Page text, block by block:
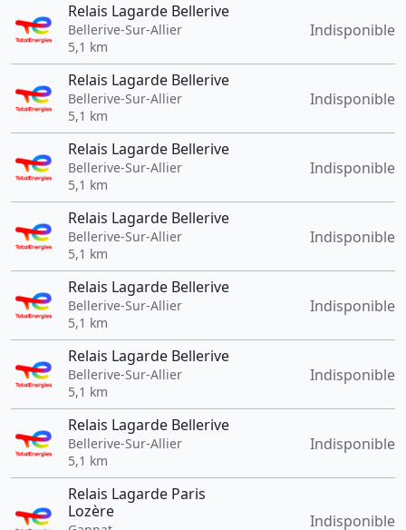
Relais Lagarde Bellerive
Bellerive-Sur-Allier
5,1 km
Indisponible
Relais Lagarde Bellerive
Bellerive-Sur-Allier
5,1 km
Indisponible
Relais Lagarde Bellerive
Bellerive-Sur-Allier
5,1 km
Indisponible
Relais Lagarde Bellerive
Bellerive-Sur-Allier
5,1 km
Indisponible
Relais Lagarde Bellerive
Bellerive-Sur-Allier
5,1 km
Indisponible
Relais Lagarde Bellerive
Bellerive-Sur-Allier
5,1 km
Indisponible
Relais Lagarde Bellerive
Bellerive-Sur-Allier
5,1 km
Indisponible
Relais Lagarde Paris
Lozère
Indisponible